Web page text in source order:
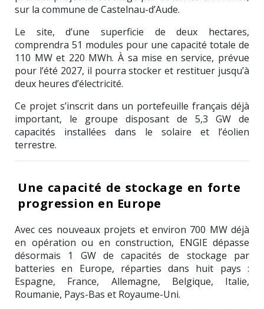
sur la commune de Castelnau-d’Aude.
Le site, d’une superficie de deux hectares,
comprendra 51 modules pour une capacité totale de
110 MW et 220 MWh. À sa mise en service, prévue
pour l’été 2027, il pourra stocker et restituer jusqu’à
deux heures d’électricité.
Ce projet s’inscrit dans un portefeuille français déjà
important, le groupe disposant de 5,3 GW de
capacités installées dans le solaire et l’éolien
terrestre.
Une capacité de stockage en forte
progression en Europe
Avec ces nouveaux projets et environ 700 MW déjà
en opération ou en construction, ENGIEdépasse
désormais 1 GW de capacités de stockage par
batteries en Europe, réparties dans huit pays :
Espagne, France, Allemagne, Belgique, Italie,
Roumanie, Pays-Bas et Royaume-Uni.